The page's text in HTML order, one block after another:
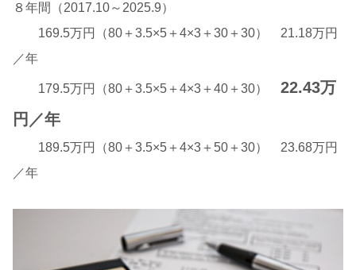
８年間（2017.10～2025.9）
169.5万円（80＋3.5×5＋4×3＋30＋30） 21.18万円
／年
179.5万円（80＋3.5×5＋4×3＋40＋30） 22.43万
円／年
189.5万円（80＋3.5×5＋4×3＋50＋30） 23.68万円
／年